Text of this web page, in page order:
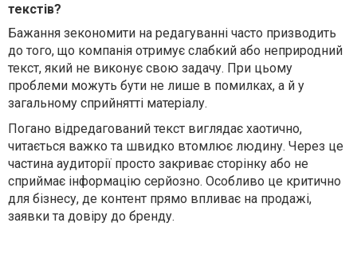
текстів?
Бажання зекономити на редагуванні часто призводить
до того, що компанія отримує слабкий або неприродний
текст, який не виконує свою задачу. При цьому
проблеми можуть бути не лише в помилках, а й у
загальному сприйнятті матеріалу.
Погано відредагований текст виглядає хаотично,
читається важко та швидко втомлює людину. Через це
частина аудиторії просто закриває сторінку або не
сприймає інформацію серйозно. Особливо це критично
для бізнесу, де контент прямо впливає на продажі,
заявки та довіру до бренду.